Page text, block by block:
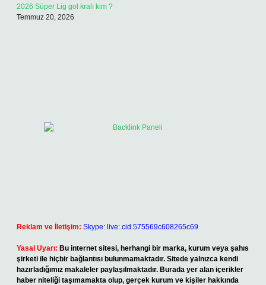
2026 Süper Lig gol kralı kim ?
Temmuz 20, 2026
Reklam ve İletişim: Skype: live:.cid.575569c608265c69
Yasal Uyarı: Bu internet sitesi, herhangi bir marka, kurum veya şahıs
şirketi ile hiçbir bağlantısı bulunmamaktadır. Sitede yalnızca kendi
hazırladığımız makaleler paylaşılmaktadır. Burada yer alan içerikler
haber niteliği taşımamakta olup, gerçek kurum ve kişiler hakkında